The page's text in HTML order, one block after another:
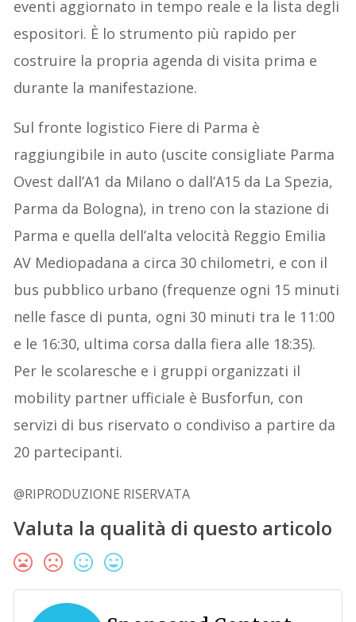
eventi aggiornato in tempo reale e la lista degli
espositori. È lo strumento più rapido per
costruire la propria agenda di visita prima e
durante la manifestazione.
Sul fronte logistico Fiere di Parma è
raggiungibile in auto (uscite consigliate Parma
Ovest dall’A1 da Milano o dall’A15 da La Spezia,
Parma da Bologna), in treno con la stazione di
Parma e quella dell’alta velocità Reggio Emilia
AV Mediopadana a circa 30 chilometri, e con il
bus pubblico urbano (frequenze ogni 15 minuti
nelle fasce di punta, ogni 30 minuti tra le 11:00
e le 16:30, ultima corsa dalla fiera alle 18:35).
Per le scolaresche e i gruppi organizzati il
mobility partner ufficiale è Busforfun, con
servizi di bus riservato o condiviso a partire da
20 partecipanti.
@RIPRODUZIONE RISERVATA
Valuta la qualità di questo articolo